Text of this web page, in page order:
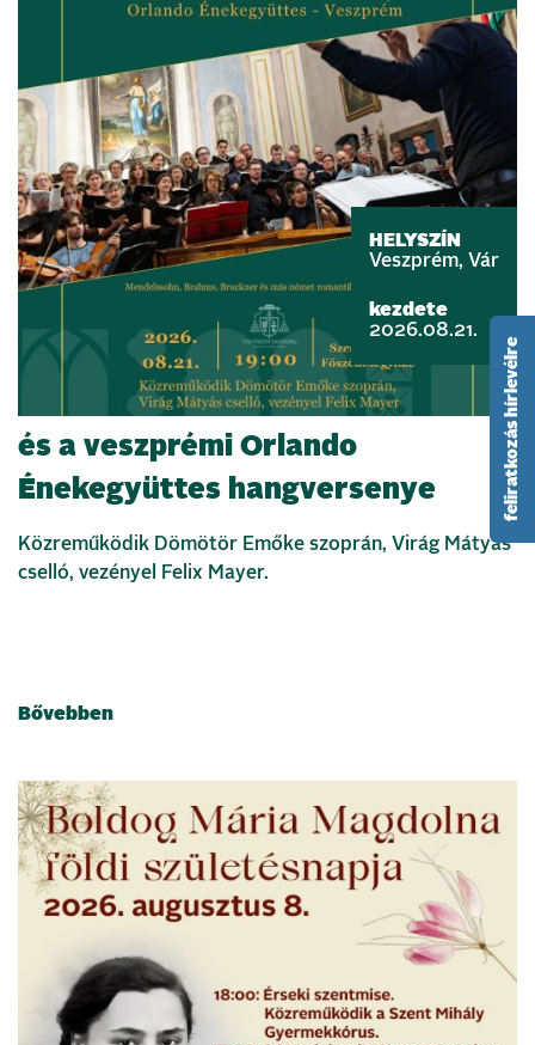
HELYSZÍN
Veszprém, Vár
kezdete
2026.08.21.
A Bach Kamarakórus Münchenből
és a veszprémi Orlando
Énekegyüttes hangversenye
Közreműködik Dömötör Emőke szoprán, Virág Mátyás
cselló, vezényel Felix Mayer.
Bővebben
feliratkozás hírlevélre